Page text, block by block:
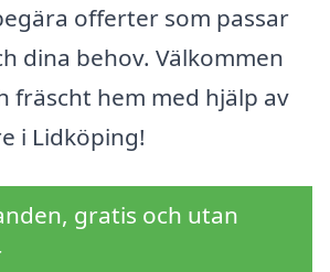
offerter som passar
dina behov. Välkommen
fräscht hem med hjälp av
i Lidköping!
gratis och utan